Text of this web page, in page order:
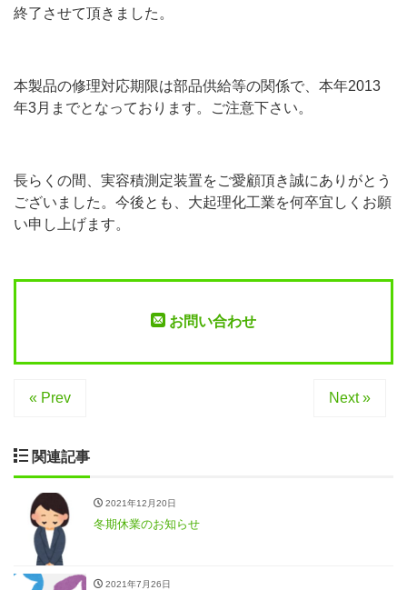
終了させて頂きました。
本製品の修理対応期限は部品供給等の関係で、本年2013
年3月までとなっております。ご注意下さい。
長らくの間、実容積測定装置をご愛顧頂き誠にありがとう
ございました。今後とも、大起理化工業を何卒宜しくお願
い申し上げます。
お問い合わせ
« Prev Next »
関連記事
2021年12月20日
冬期休業のお知らせ
2021年7月26日